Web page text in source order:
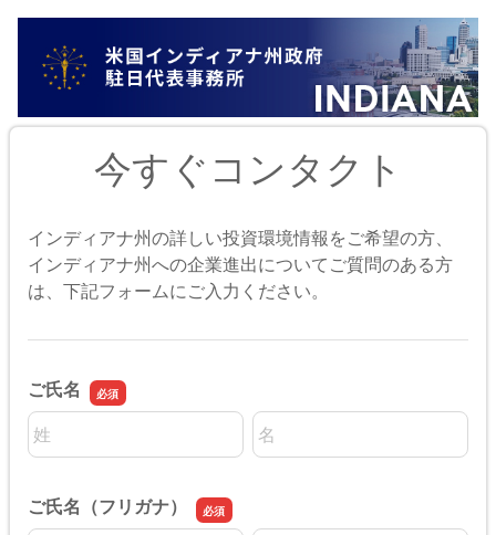
今すぐコンタクト
インディアナ州の詳しい投資環境情報をご希望の方、
インディアナ州への企業進出についてご質問のある方
は、下記フォームにご入力ください。
ご氏名
名前の姓
名前の名
ご氏名（フリガナ）